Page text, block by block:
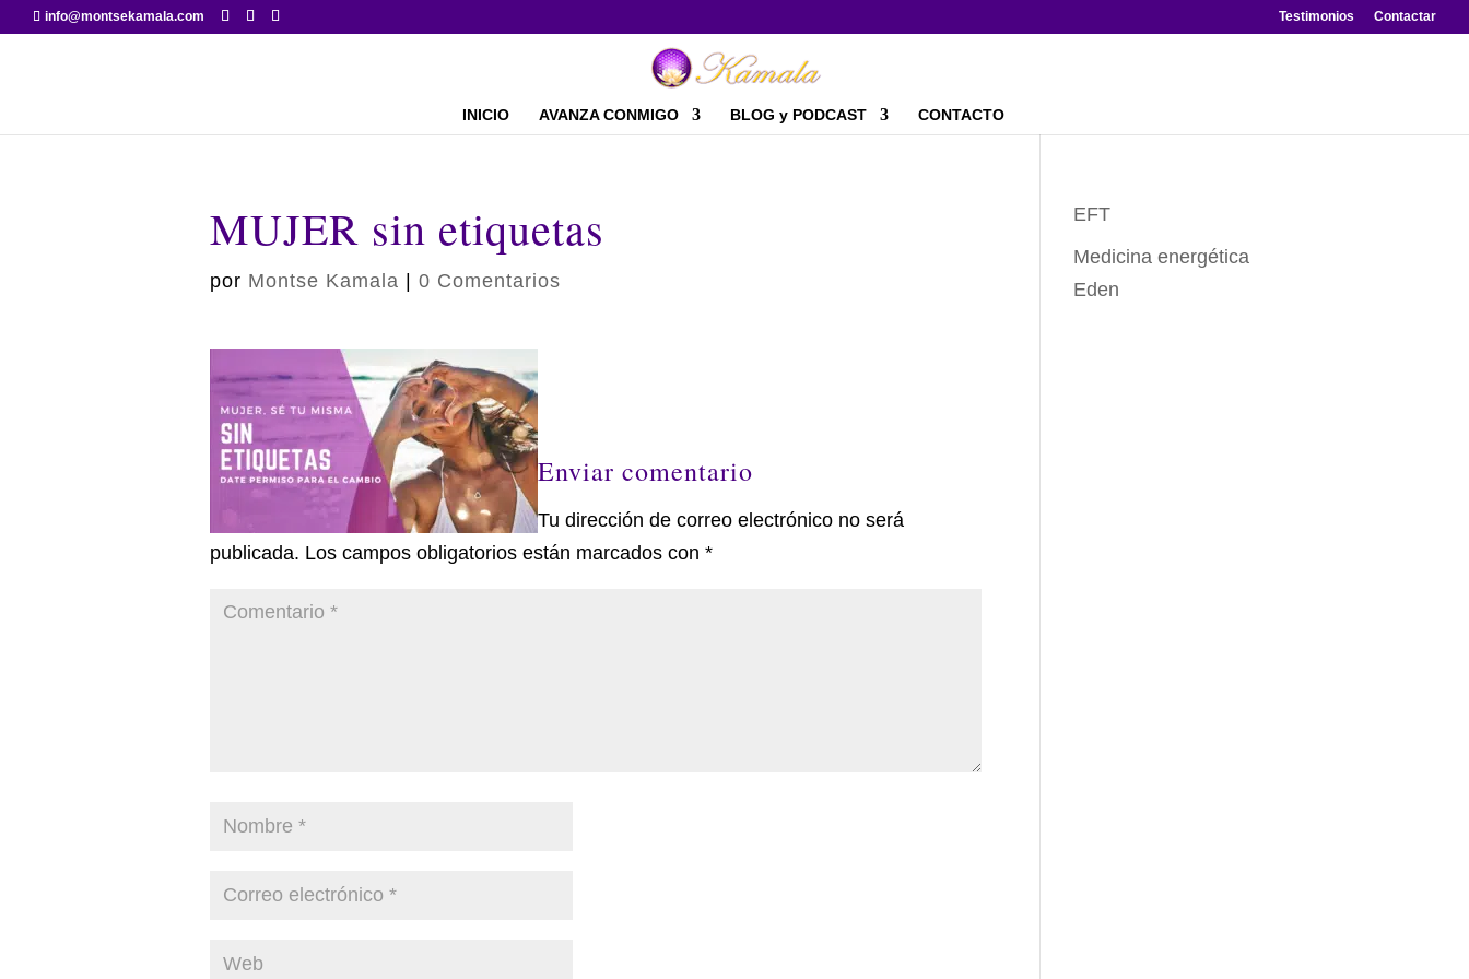
info@montsekamala.com Testimonios Contactar
INICIO AVANZA CONMIGO BLOG y PODCAST CONTACTO
MUJER sin etiquetas
por Montse Kamala 0 Comentarios
Enviar comentario
Tu dirección de correo electrónico no será
publicada. Los campos obligatorios están marcados con *
EFT
Medicina energética
Eden